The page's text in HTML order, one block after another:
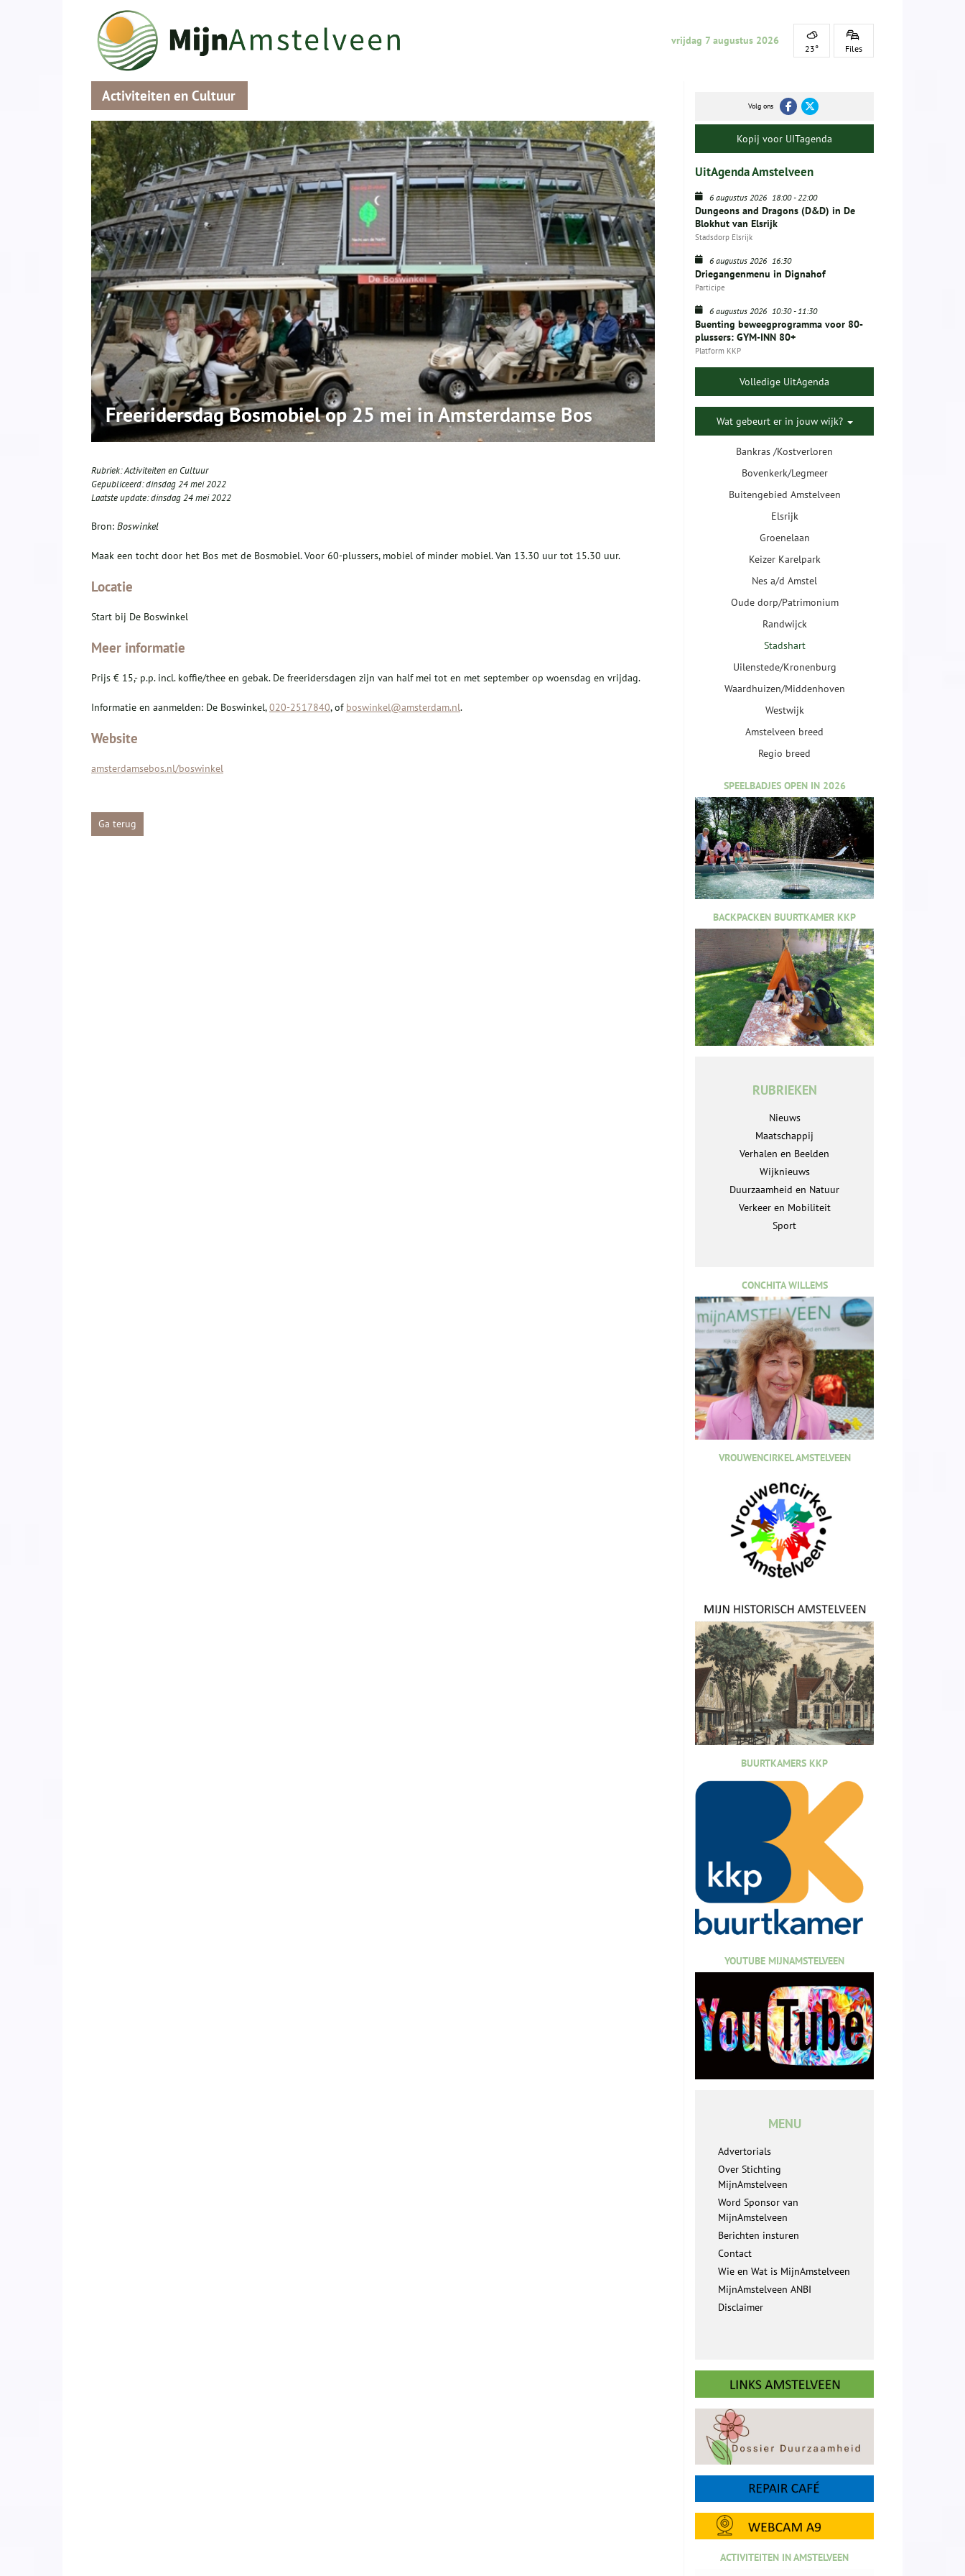
vrijdag 7 augustus 2026
23° Files
Activiteiten en Cultuur
Freeridersdag Bosmobiel op 25 mei in Amsterdamse Bos
Rubriek:Activiteiten en Cultuur
Gepubliceerd:dinsdag 24 mei 2022
Laatste update:dinsdag 24 mei 2022
Bron: Boswinkel
Maak een tocht door het Bos met de Bosmobiel. Voor 60-plussers, mobiel of minder mobiel. Van 13.30 uur tot 15.30 uur.
Locatie
Start bij De Boswinkel
Meer informatie
Prijs € 15,- p.p. incl. koffie/thee en gebak. De freeridersdagen zijn van half mei tot en met september op woensdag en vrijdag.
Informatie en aanmelden: De Boswinkel,020-2517840, of boswinkel@amsterdam.nl.
Website
amsterdamsebos.nl/boswinkel
Ga terug
Volg ons
Kopij voor UITagenda
UitAgenda Amstelveen
6 augustus 2026 18:00-22:00
Dungeons and Dragons (D&D) in De
Blokhut van Elsrijk
Stadsdorp Elsrijk
6 augustus 2026 16:30
Driegangenmenu in Dignahof
Participe
6 augustus 2026 10:30-11:30
Buenting beweegprogramma voor 80-
plussers: GYM-INN 80+
Platform KKP
Volledige UitAgenda
Wat gebeurt er in jouw wijk?
Bankras /Kostverloren
Bovenkerk/Legmeer
Buitengebied Amstelveen
Elsrijk
Groenelaan
Keizer Karelpark
Nes a/d Amstel
Oude dorp/Patrimonium
Randwijck
Stadshart
Uilenstede/Kronenburg
Waardhuizen/Middenhoven
Westwijk
Amstelveen breed
Regio breed
SPEELBADJES OPEN IN 2026
BACKPACKEN BUURTKAMER KKP
RUBRIEKEN
Nieuws
Maatschappij
Verhalen en Beelden
Wijknieuws
Duurzaamheid en Natuur
Verkeer en Mobiliteit
Sport
CONCHITA WILLEMS
VROUWENCIRKEL AMSTELVEEN
BUURTKAMERS KKP
YOUTUBE MIJNAMSTELVEEN
MENU
Advertorials
Over Stichting
MijnAmstelveen
Word Sponsor van
MijnAmstelveen
Berichten insturen
Contact
Wie en Wat is MijnAmstelveen
MijnAmstelveen ANBI
Disclaimer
ACTIVITEITEN IN AMSTELVEEN